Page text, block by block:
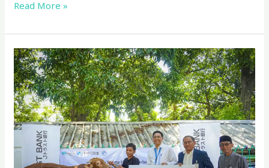
Read More »
J
Trust
Bank
Percayakan
Penyaluran
Hewan
Kurban
kepada